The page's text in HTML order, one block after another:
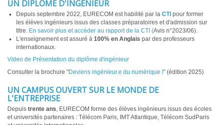
UN DIPLÔME D'INGÉNIEUR
Depuis septembre 2022, EURECOM est habilité par la CTI pour former
les élèves ingénieurs issus des classes préparatoires et d'admission sur
titre. En savoir plus et accéder au rapport de la CTI (Avis n°2023/06).
L'enseignement est assuré à 100% en Anglais par des professeurs
internationaux.
Video de Présentation du diplôme d'ingénieur
Consulter la brochure "Deviens ingénieur.e du numérique !" (édition 2025)
UN CAMPUS OUVERT SUR LE MONDE DE
L'ENTREPRISE
Depuis trente ans, EURECOM forme des élèves ingénieurs issus des écoles
et universités partenaires : Télécom Paris, IMT Atlantique, Télécom SudParis